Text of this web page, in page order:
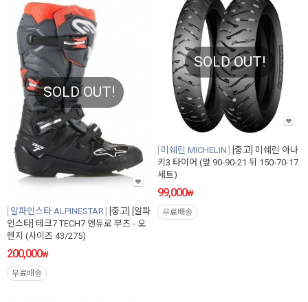
SOLD OUT!
알파인스타 ALPINESTAR
[중고] [알파
인스타] 테크7 TECH7 엔듀로 부츠 - 오
렌지 (사이즈 43/275)
200,000₩
무료배송
SOLD OUT!
미쉐린 MICHELIN
[중고] 미쉐린 아나
키3 타이어 (앞 90-90-21 뒤 150-70-17
세트)
99,000₩
무료배송